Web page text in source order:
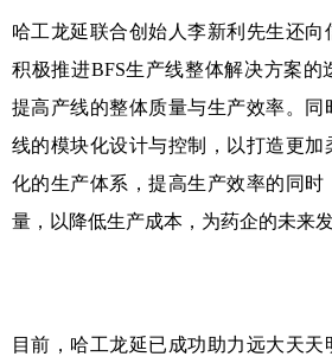
哈工龙延联合创始人李新利先生还向
积极推进BFS生产线整体解决方案的
提高产线的整体质量与生产效率。同
线的模块化设计与控制，以打造更加
化的生产体系，提高生产效率的同时
量，以降低生产成本，为药企的未来
目前，哈工龙延已成功助力远大天天